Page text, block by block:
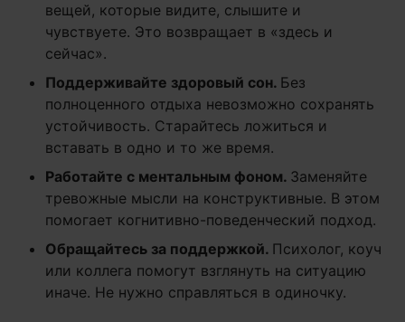
вещей, которые видите, слышите и
чувствуете. Это возвращает в «здесь и
сейчас».
Поддерживайте здоровый сон. Без
полноценного отдыха невозможно сохранять
устойчивость. Старайтесь ложиться и
вставать в одно и то же время.
Работайте с ментальным фоном. Заменяйте
тревожные мысли на конструктивные. В этом
помогает когнитивно-поведенческий подход.
Обращайтесь за поддержкой. Психолог, коуч
или коллега помогут взглянуть на ситуацию
иначе. Не нужно справляться в одиночку.